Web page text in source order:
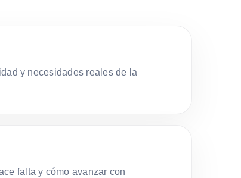
y necesidades reales de la
falta y cómo avanzar con